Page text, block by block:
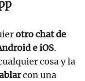
otro chat de
e iOS.
cosa y la
con una